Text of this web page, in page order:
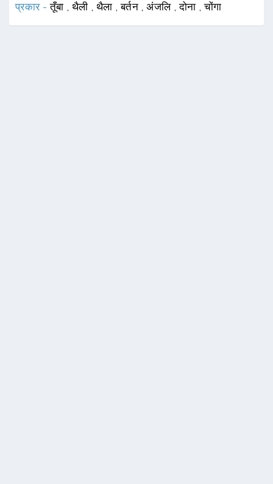
प्रकार -तूँबा , थैली , थैला ,बर्तन ,अंजलि ,दोना ,चोंगा